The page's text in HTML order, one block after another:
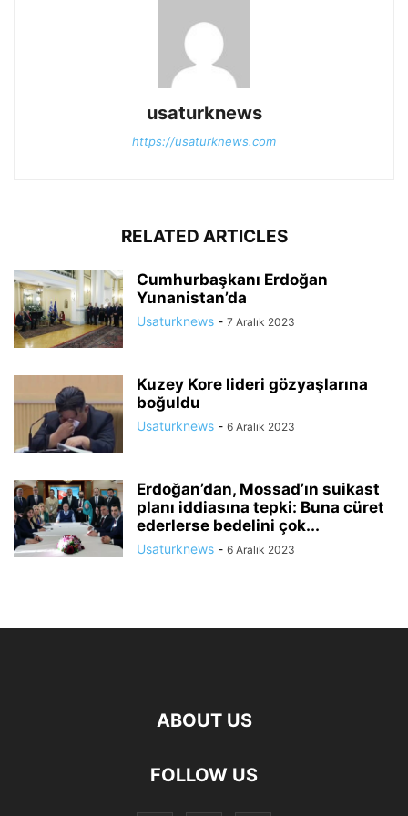
usaturknews
https://usaturknews.com
RELATED ARTICLES
Cumhurbaşkanı Erdoğan
Yunanistan’da
Usaturknews - 7 Aralık 2023
Kuzey Kore lideri gözyaşlarına
boğuldu
Usaturknews - 6 Aralık 2023
Erdoğan’dan, Mossad’ın suikast
planı iddiasına tepki: Buna cüret
ederlerse bedelini çok...
Usaturknews - 6 Aralık 2023
ABOUT US
FOLLOW US